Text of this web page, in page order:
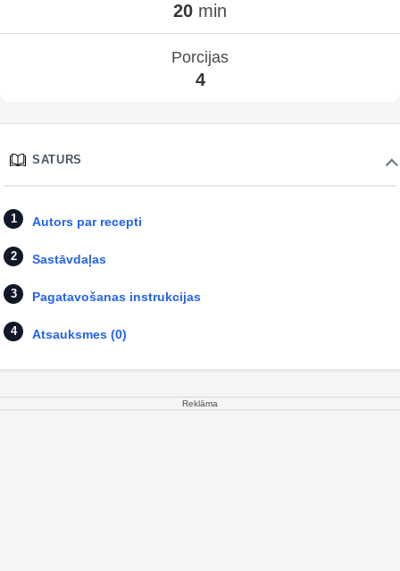
20 min
Porcijas
4
SATURS
Autors par recepti
Sastāvdaļas
Pagatavošanas instrukcijas
Atsauksmes (0)
Reklāma